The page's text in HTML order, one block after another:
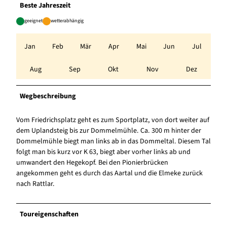
Beste Jahreszeit
geeignet wetterabhängig
Jan Feb Mär Apr Mai Jun Jul
Aug Sep Okt Nov Dez
Wegbeschreibung
Vom Friedrichsplatz geht es zum Sportplatz, von dort weiter auf
dem Uplandsteig bis zur Dommelmühle. Ca. 300 m hinter der
Dommelmühle biegt man links ab in das Dommeltal. Diesem Tal
folgt man bis kurz vor K 63, biegt aber vorher links ab und
umwandert den Hegekopf. Bei den Pionierbrücken
angekommen geht es durch das Aartal und die Elmeke zurück
nach Rattlar.
Toureigenschaften